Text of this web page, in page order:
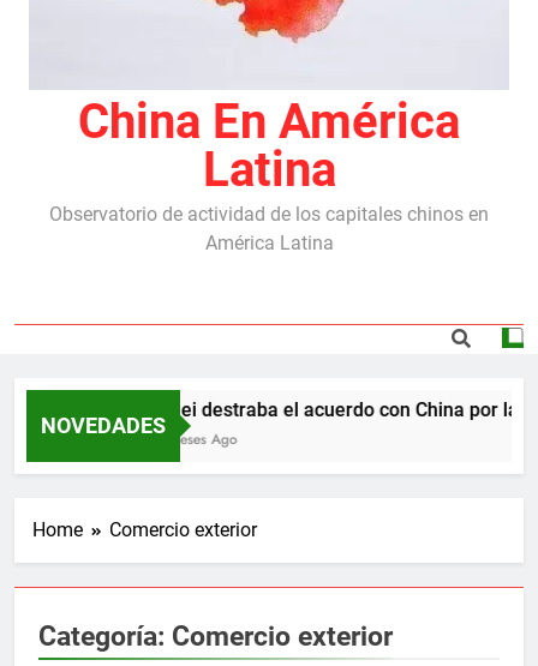
China En América
Latina
Observatorio de actividad de los capitales chinos en
América Latina
NOVEDADES
Milei destraba el acuerdo con China por las
5 Meses Ago
Home Comercio exterior
Categoría: Comercio exterior